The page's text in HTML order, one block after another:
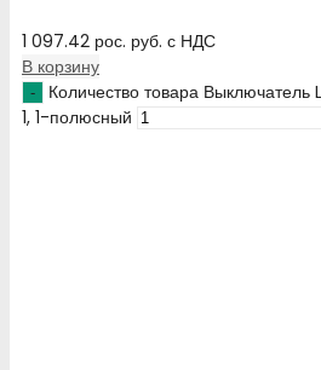
1 097.42 рос. руб. с НДС
В корзину
Количество товара Выключатель
1, 1-полюсный